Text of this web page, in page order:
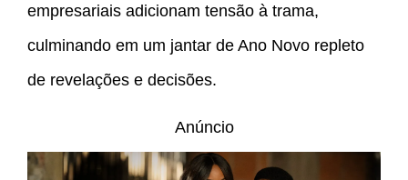
empresariais adicionam tensão à trama,
culminando em um jantar de Ano Novo repleto
de revelações e decisões.
Anúncio